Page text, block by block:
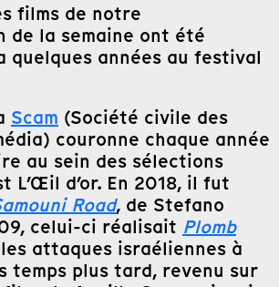
films de notre
de la semaine ont été
quelques années au festival
Scam (Société civile des
couronne chaque année
au sein des sélections
L’Œil d’or. En 2018, il fut
Road, de Stefano
celui-ci réalisait Plomb
attaques israéliennes à
temps plus tard, revenu sur